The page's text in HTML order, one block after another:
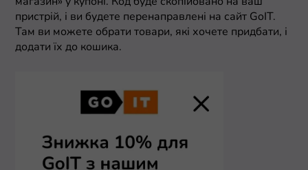
пристрій, і ви будете перенаправлені на сайт GoIT.
Там ви можете обрати товари, які хочете придбати, і
додати їх до кошика.